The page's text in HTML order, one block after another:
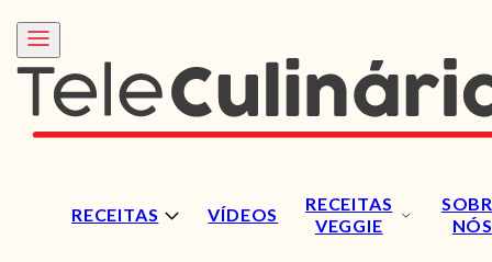
RECEITAS VÍDEOS
RECEITAS
VEGGIE
NÓS